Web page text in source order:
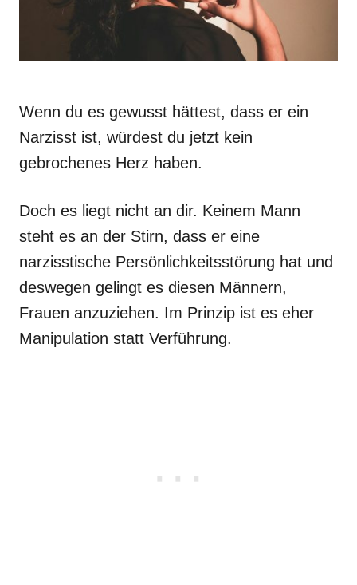
Wenn du es gewusst hättest, dass er ein
Narzisst ist, würdest du jetzt kein
gebrochenes Herz haben.
Doch es liegt nicht an dir. Keinem Mann
steht es an der Stirn, dass er eine
narzisstische Persönlichkeitsstörung hat und
deswegen gelingt es diesen Männern,
Frauen anzuziehen. Im Prinzip ist es eher
Manipulation statt Verführung.